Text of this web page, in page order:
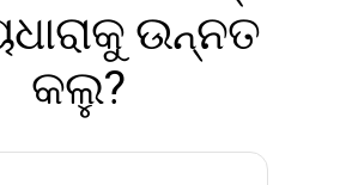
ଉନ୍ନତ
କଲୁ?